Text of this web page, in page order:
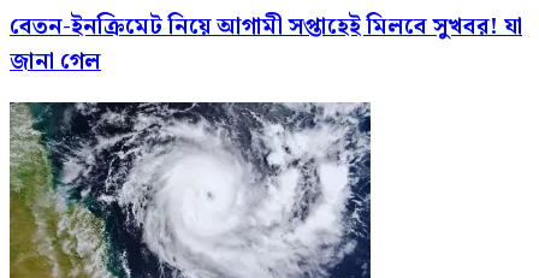
বেতন-ইনক্রিমেট নিয়ে আগামী সপ্তাহেই মিলবে সুখবর! যা
জানা গেল